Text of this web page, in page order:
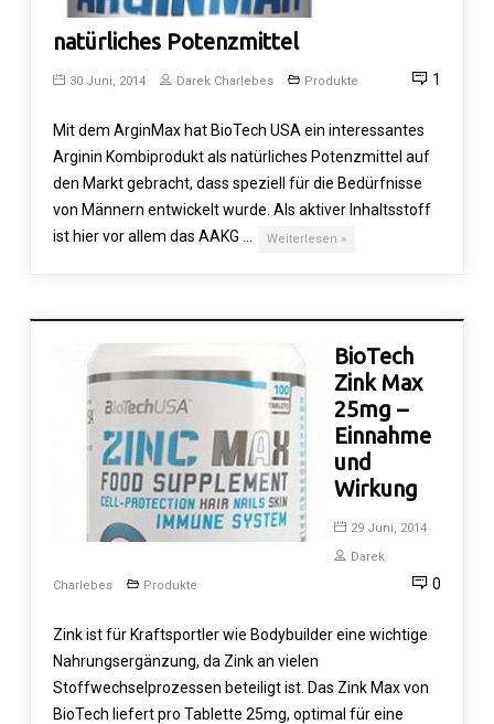
natürliches Potenzmittel
30 Juni, 2014 Darek Charlebes Produkte 1
Mit dem ArginMax hat BioTech USA ein interessantes
Arginin Kombiprodukt als natürliches Potenzmittel auf
den Markt gebracht, dass speziell für die Bedürfnisse
von Männern entwickelt wurde. Als aktiver Inhaltsstoff
ist hier vor allem das AAKG …
Weiterlesen »
BioTech
Zink Max
25mg –
Einnahme
und
Wirkung
29 Juni, 2014
Darek
Charlebes
Produkte 0
Zink ist für Kraftsportler wie Bodybuilder eine wichtige
Nahrungsergänzung, da Zink an vielen
Stoffwechselprozessen beteiligt ist. Das Zink Max von
BioTech liefert pro Tablette 25mg, optimal für eine